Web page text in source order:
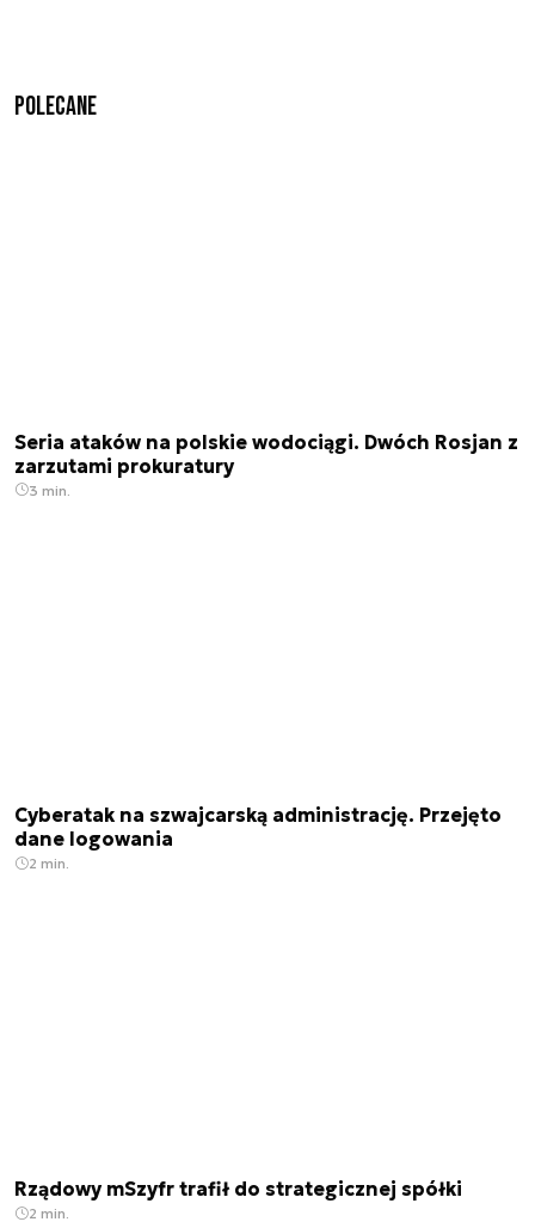
Polecane
Seria ataków na polskie wodociągi. Dwóch Rosjan z
zarzutami prokuratury
3 min.
Cyberatak na szwajcarską administrację. Przejęto
dane logowania
2 min.
Rządowy mSzyfr trafił do strategicznej spółki
2 min.